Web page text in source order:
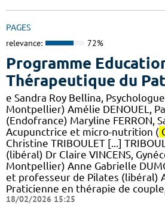
PAGES
relevance: 72%
Programme
Thérapeutique du
e Sandra Roy Bellina,
Montpellier) Amélie DENOUEL,
(Endofrance) Maryline FERRON,
Acupunctrice et micro-nutrition (
Christine TRIBOULET [...]
(libéral) Dr Claire VINCENS,
Montpellier) Anne Gabrielle
et professeur de Pilates (libéral)
Praticienne en thérapie de
18/02/2026 15:25